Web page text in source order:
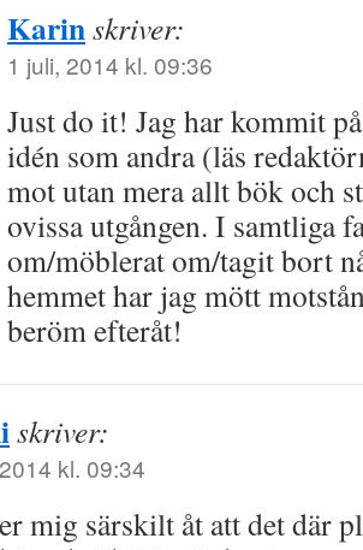
Karinskriver:
1 juli, 2014 kl. 09:36
Just do it! Jag har kommit
idén som andra (läs
mot utan mera allt bök och
ovissa utgången. I samtliga
om/möblerat om/tagit bort
hemmet har jag mött
beröm efteråt!
skriver:
kl. 09:34
mig särskilt åt att det där